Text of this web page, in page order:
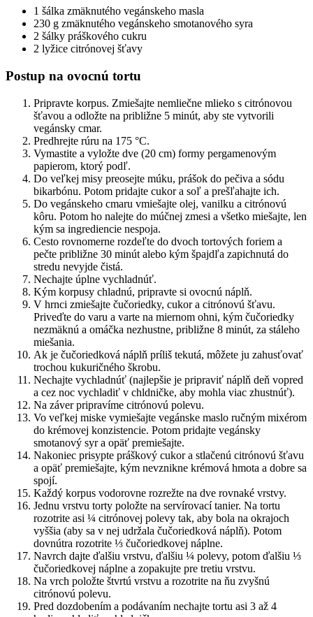
1 šálka zmäknutého vegánskeho masla
230 g zmäknutého vegánskeho smotanového syra
2 šálky práškového cukru
2 lyžice citrónovej šťavy
Postup na ovocnú tortu
Pripravte korpus. Zmiešajte nemliečne mlieko s citrónovou
šťavou a odložte na približne 5 minút, aby ste vytvorili
vegánsky cmar.
Predhrejte rúru na 175 °C.
Vymastite a vyložte dve (20 cm) formy pergamenovým
papierom, ktorý podľ.
Do veľkej misy preosejte múku, prášok do pečiva a sódu
bikarbónu. Potom pridajte cukor a soľ a prešľahajte ich.
Do vegánskeho cmaru vmiešajte olej, vanilku a citrónovú
kôru. Potom ho nalejte do múčnej zmesi a všetko miešajte, len
kým sa ingrediencie nespoja.
Cesto rovnomerne rozdeľte do dvoch tortových foriem a
pečte približne 30 minút alebo kým špajdľa zapichnutá do
stredu nevyjde čistá.
Nechajte úplne vychladnúť.
Kým korpusy chladnú, pripravte si ovocnú náplň.
V hrnci zmiešajte čučoriedky, cukor a citrónovú šťavu.
Priveďte do varu a varte na miernom ohni, kým čučoriedky
nezmäknú a omáčka nezhustne, približne 8 minút, za stáleho
miešania.
Ak je čučoriedková náplň príliš tekutá, môžete ju zahusťovať
trochou kukuričného škrobu.
Nechajte vychladnúť (najlepšie je pripraviť náplň deň vopred
a cez noc vychladiť v chldničke, aby mohla viac zhustnúť).
Na záver pripravíme citrónovú polevu.
Vo veľkej miske vymiešajte vegánske maslo ručným mixérom
do krémovej konzistencie. Potom pridajte vegánsky
smotanový syr a opäť premiešajte.
Nakoniec prisypte práškový cukor a stlačenú citrónovú šťavu
a opäť premiešajte, kým nevznikne krémová hmota a dobre sa
spojí.
Každý korpus vodorovne rozrežte na dve rovnaké vrstvy.
Jednu vrstvu torty položte na servírovací tanier. Na tortu
rozotrite asi ¼ citrónovej polevy tak, aby bola na okrajoch
vyššia (aby sa v nej udržala čučoriedková náplň). Potom
dovnútra rozotrite ⅓ čučoriedkovej náplne.
Navrch dajte ďalšiu vrstvu, ďalšiu ¼ polevy, potom ďalšiu ⅓
čučoriedkovej náplne a zopakujte pre tretiu vrstvu.
Na vrch položte štvrtú vrstvu a rozotrite na ňu zvyšnú
citrónovú polevu.
Pred dozdobením a podávaním nechajte tortu asi 3 až 4